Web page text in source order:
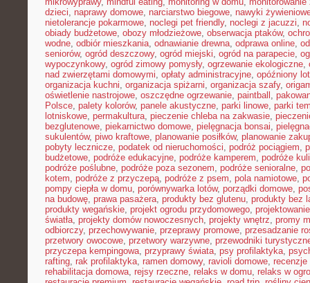
dzieci, naprawy domowe, narciarstwo biegowe, nawyki
nietolerancje pokarmowe, noclegi pet friendly, noclegi z jacuzzi,
obiady budżetowe, obozy młodzieżowe, obserwacja ptaków,
wodne, odbiór mieszkania, odnawianie drewna, odprawa online,
seniorów, ogród deszczowy, ogród miejski, ogród na parapecie,
wypoczynkowy, ogród zimowy pomysły, ogrzewanie ekologiczne,
nad zwierzętami domowymi, opłaty administracyjne, opóźniony lot
organizacja kuchni, organizacja spiżarni, organizacja szafy,
oświetlenie nastrojowe, oszczędne ogrzewanie, paintball ,
Polsce, palety kolorów, panele akustyczne, parki linowe, parki
lotniskowe, permakultura, pieczenie chleba na zakwasie,
bezglutenowe, piekarnictwo domowe, pielęgnacja bonsai,
sukulentów, piwo kraftowe, planowanie posiłków, planowanie
pobyty lecznicze, podatek od nieruchomości, podróż pociągiem,
budżetowe, podróże edukacyjne, podróże kamperem, podróże
podróże poślubne, podróże poza sezonem, podróże senioralne,
kotem, podróże z przyczepą, podróże z psem, pola namiotowe,
pompy ciepła w domu, porównywarka lotów, porządki domowe,
na budowę, prawa pasażera, produkty bez glutenu, produkty bez
produkty wegańskie, projekt ogrodu przydomowego,
światła, projekty domów nowoczesnych, projekty wnętrz, promy
odbiorczy, przechowywanie, przeprawy promowe, przesadzanie
przetwory owocowe, przetwory warzywne, przewodniki
przyczepa kempingowa, przyprawy świata, psy profilaktyka,
rafting, rak profilaktyka, ramen domowy, ravioli domowe, recenzje
rehabilitacja domowa, rejsy rzeczne, relaks w domu, relaks w